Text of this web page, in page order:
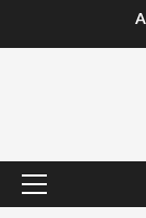
Primary